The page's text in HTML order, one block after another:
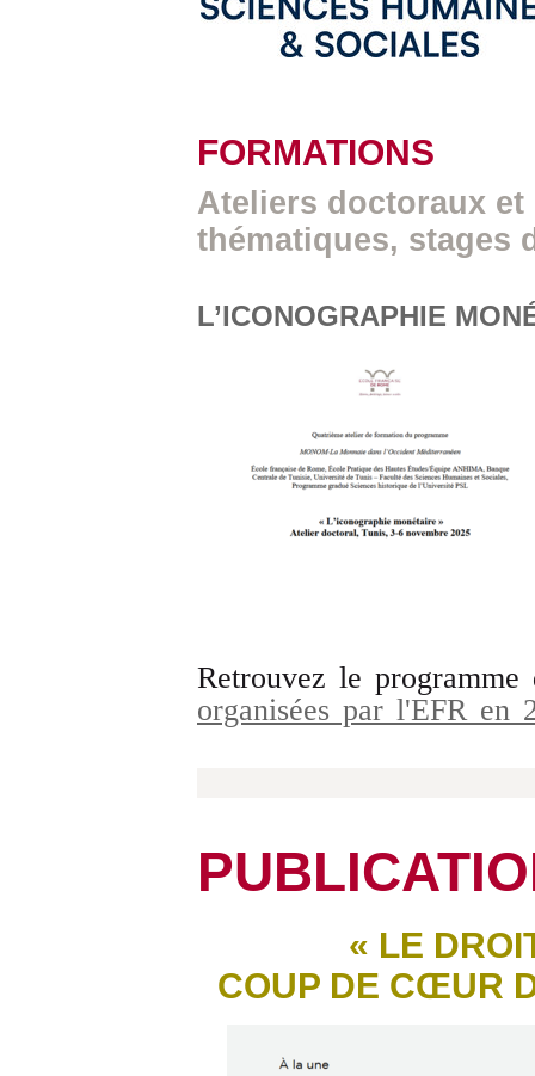
FORMATIONS
Ateliers doctoraux et
thématiques, stages
L’ICONOGRAPHIE
Retrouvez le
organisées par l'EFR
« LE
COUP DE CŒUR